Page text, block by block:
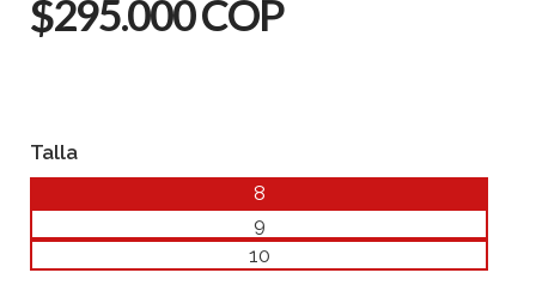
$295.000 COP
Talla
8
9
10